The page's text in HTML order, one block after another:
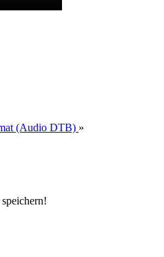
(Audio DTB) »